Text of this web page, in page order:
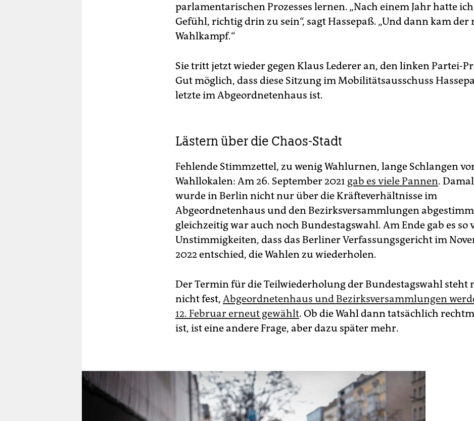
parlamentarischen Prozesses lernen. „Nach einem Jahr hatte
Gefühl, richtig drin zu sein“, sagt Hassepaß. „Und dann kam der
Wahlkampf.“
Sie tritt jetzt wieder gegen Klaus Lederer an, den linken Partei-
Gut möglich, dass diese Sitzung im Mobilitätsausschuss
letzte im Abgeordnetenhaus ist.
Lästern über die Chaos-Stadt
Fehlende Stimmzettel, zu wenig Wahlurnen, lange Schlangen
Wahllokalen: Am 26. September 2021 gab es viele Pannen.
wurde in Berlin nicht nur über die Kräfteverhältnisse im
Abgeordnetenhaus und den Bezirksversammlungen
gleichzeitig war auch noch Bundestagswahl. Am Ende gab es so
Unstimmigkeiten, dass das Berliner Verfassungsgericht im
2022 entschied, die Wahlen zu wiederholen.
Der Termin für die Teilwiederholung der Bundestagswahl steht
nicht fest, Abgeordnetenhaus und Bezirksversammlungen
12. Februar erneut gewählt. Ob die Wahl dann tatsächlich
ist, ist eine andere Frage, aber dazu später mehr.